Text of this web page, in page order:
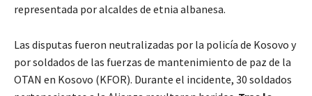
representada por alcaldes de etnia albanesa.
Las disputas fueron neutralizadas por la policía de Kosovo y
por soldados de las fuerzas de mantenimiento de paz de la
OTAN en Kosovo (KFOR). Durante el incidente, 30 soldados